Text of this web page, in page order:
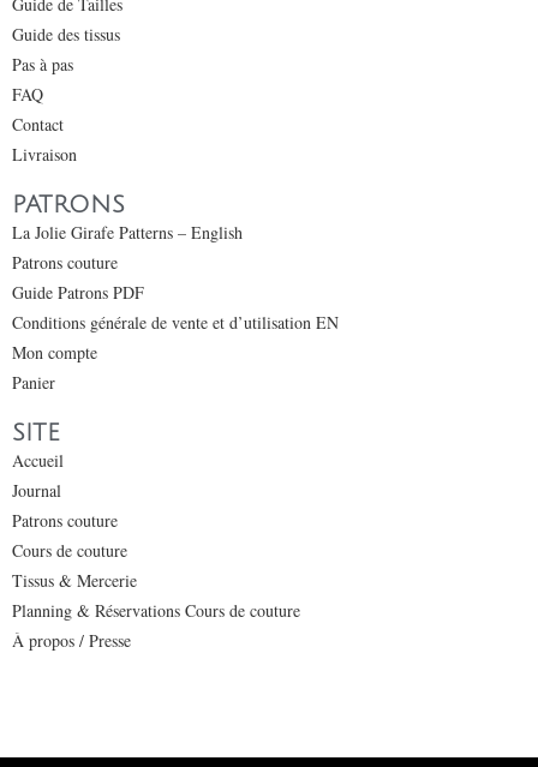
Guide de Tailles
Guide des tissus
Pas à pas
FAQ
Contact
Livraison
PATRONS
La Jolie Girafe Patterns – English
Patrons couture
Guide Patrons PDF
Conditions générale de vente et d’utilisation EN
Mon compte
Panier
SITE
Accueil
Journal
Patrons couture
Cours de couture
Tissus & Mercerie
Planning & Réservations Cours de couture
À propos / Presse